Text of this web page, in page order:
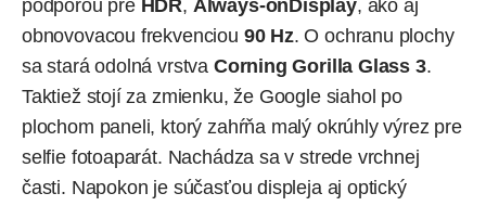
podporou pre HDR, Always-onDisplay, ako aj
obnovovacou frekvenciou 90 Hz. O ochranu plochy
sa stará odolná vrstva Corning Gorilla Glass 3.
Taktiež stojí za zmienku, že Google siahol po
plochom paneli, ktorý zahŕňa malý okrúhly výrez pre
selfie fotoaparát. Nachádza sa v strede vrchnej
časti. Napokon je súčasťou displeja aj optický